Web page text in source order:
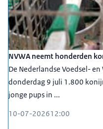
NVWA neemt honderden
De Nederlandse Voedsel-
donderdag 9 juli 1.800
jonge pups in ...
10-07-202612:00